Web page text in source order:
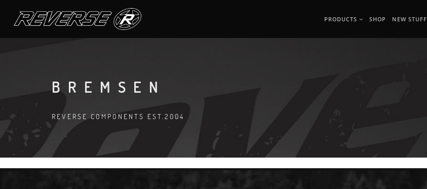
PRODUCTS SHOP NEW STUFF
BREMSEN
REVERSE COMPONENTS EST.2004